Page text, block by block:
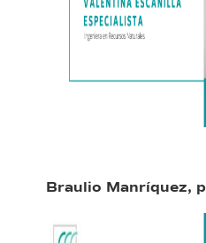
Braulio Manríquez, p